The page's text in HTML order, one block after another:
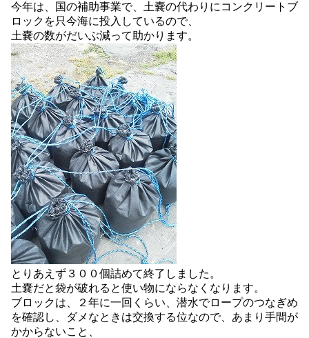
今年は、国の補助事業で、土嚢の代わりにコンクリートブ
ロックを只今海に投入しているので、
土嚢の数がだいぶ減って助かります。
とりあえず３００個詰めて終了しました。
土嚢だと袋が破れると使い物にならなくなります。
ブロックは、２年に一回くらい、潜水でロープのつなぎめ
を確認し、ダメなときは交換する位なので、あまり手間が
かからないこと、